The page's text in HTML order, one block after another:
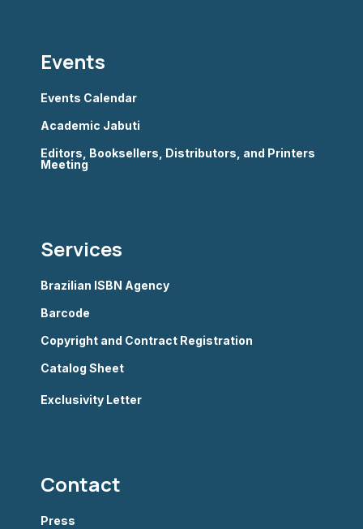
Events
Events Calendar
Academic Jabuti
Editors, Booksellers, Distributors, and Printers
Meeting
Services
Brazilian ISBN Agency
Barcode
Copyright and Contract Registration
Catalog Sheet
Exclusivity Letter
Contact
Press